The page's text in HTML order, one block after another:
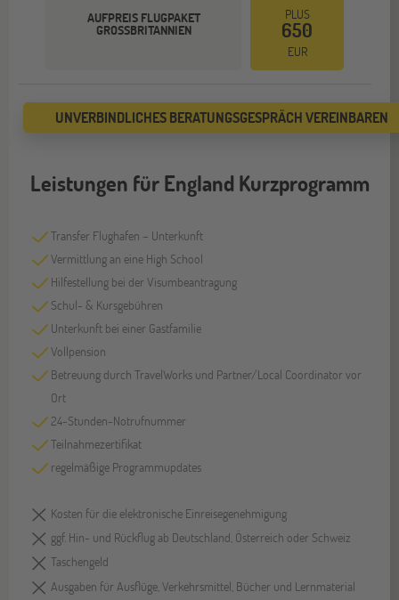
AUFPREIS FLUGPAKET
GROSSBRITANNIEN
PLUS
650
EUR
UNVERBINDLICHES BERATUNGSGESPRÄCH VEREINBAREN
Leistungen für England Kurzprogramm
Transfer Flughafen – Unterkunft
Vermittlung an eine High School
Hilfestellung bei der Visumbeantragung
Schul- & Kursgebühren
Unterkunft bei einer Gastfamilie
Vollpension
Betreuung durch TravelWorks und Partner/Local Coordinator vor
Ort
24-Stunden-Notrufnummer
Teilnahmezertifikat
regelmäßige Programmupdates
Kosten für die elektronische Einreisegenehmigung
ggf. Hin- und Rückflug ab Deutschland, Österreich oder Schweiz
Taschengeld
Ausgaben für Ausflüge, Verkehrsmittel, Bücher und Lernmaterial